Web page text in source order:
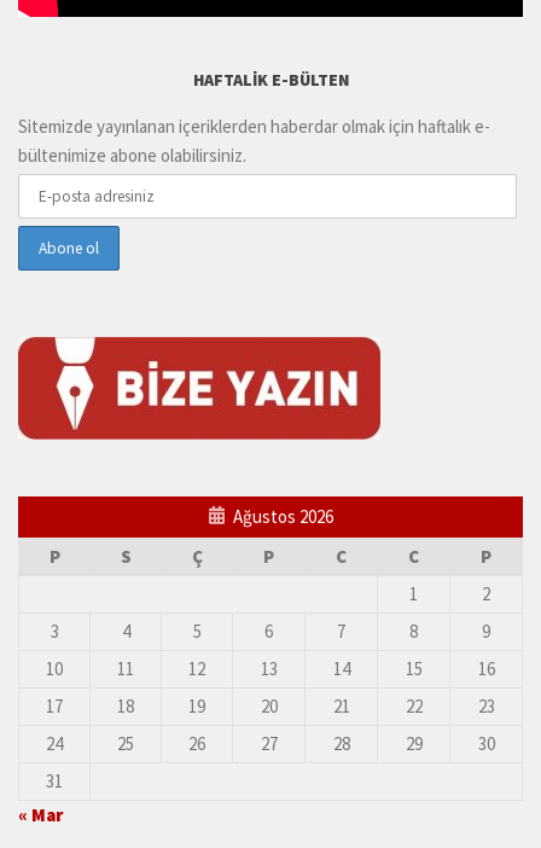
HAFTALIK E-BÜLTEN
Sitemizde yayınlanan içeriklerden haberdar olmak için haftalık e-
bültenimize abone olabilirsiniz.
Ağustos 2026
P
S Ç P C C
P
1
2
3
4 5 6 7 8
9
10
11 12 13 14 15
16
17
18 19 20 21 22
23
24
25 26 27 28 29
30
31
« Mar